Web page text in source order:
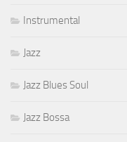
Instrumental
Jazz
Jazz Blues Soul
Jazz Bossa